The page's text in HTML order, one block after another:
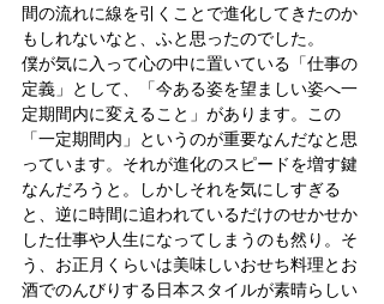
間の流れに線を引くことで進化してきたのか
もしれないなと、ふと思ったのでした。
僕が気に入って心の中に置いている「仕事の
定義」として、「今ある姿を望ましい姿へ一
定期間内に変えること」があります。この
「一定期間内」というのが重要なんだなと思
っています。それが進化のスピードを増す鍵
なんだろうと。しかしそれを気にしすぎる
と、逆に時間に追われているだけのせかせか
した仕事や人生になってしまうのも然り。そ
う、お正月くらいは美味しいおせち料理とお
酒でのんびりする日本スタイルが素晴らしい